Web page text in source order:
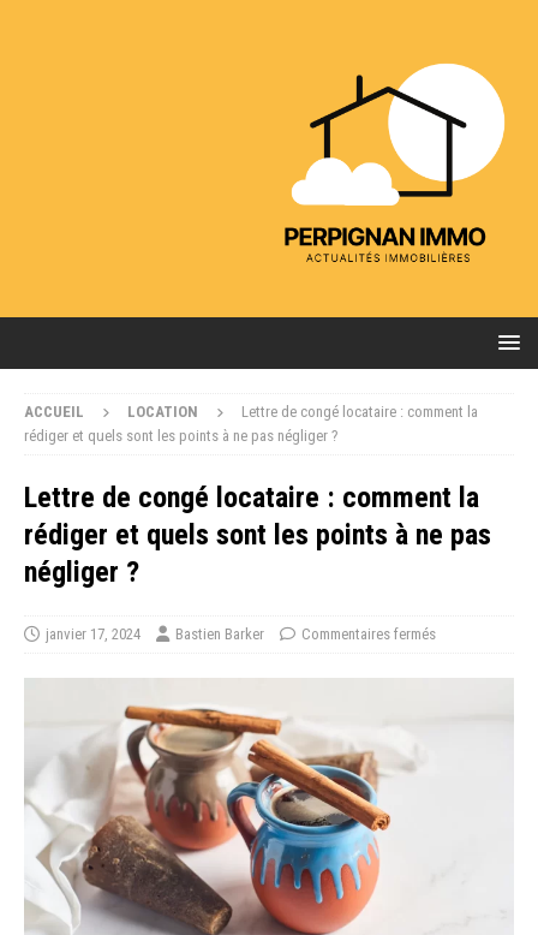
ACCUEIL LOCATION
Lettre de congé locataire : comment la
rédiger et quels sont les points à ne pas négliger ?
Lettre de congé locataire : comment la
rédiger et quels sont les points à ne pas
négliger ?
janvier 17, 2024 Bastien Barker Commentaires fermés